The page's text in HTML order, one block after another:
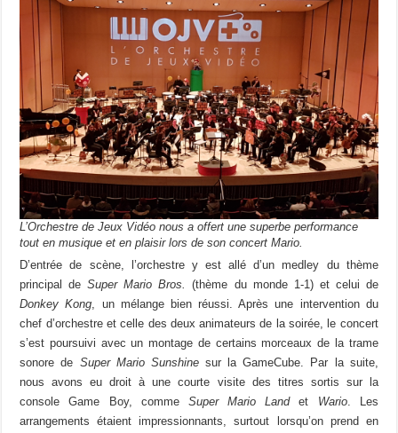
L’Orchestre de Jeux Vidéo nous a offert une superbe performance
tout en musique et en plaisir lors de son concert Mario.
D’entrée de scène, l’orchestre y est allé d’un medley du thème
principal deSuper Mario Bros. (thème du monde 1-1) et celui de
Donkey Kong, un mélange bien réussi. Après une intervention du
chef d’orchestre et celle des deux animateurs de la soirée, le concert
s’est poursuivi avec un montage de certains morceaux de la trame
sonore de Super Mario Sunshinesur la GameCube. Par la suite,
nous avons eu droit à une courte visite des titres sortis sur la
console Game Boy, comme Super Mario Landet Wario. Les
arrangements étaient impressionnants, surtout lorsqu’on prend en